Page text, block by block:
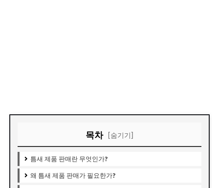
목차 [숨기기]
틈새 제품 판매란 무엇인가?
왜 틈새 제품 판매가 필요한가?